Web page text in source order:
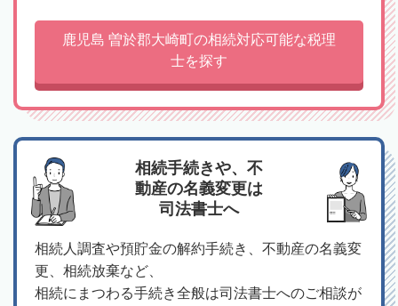
鹿児島 曽於郡大崎町の相続対応可能な税理
士を探す
相続手続きや、不
動産の名義変更は
司法書士へ
相続人調査や預貯金の解約手続き、不動産の名義変
更、相続放棄など、
相続にまつわる手続き全般は司法書士へのご相談が